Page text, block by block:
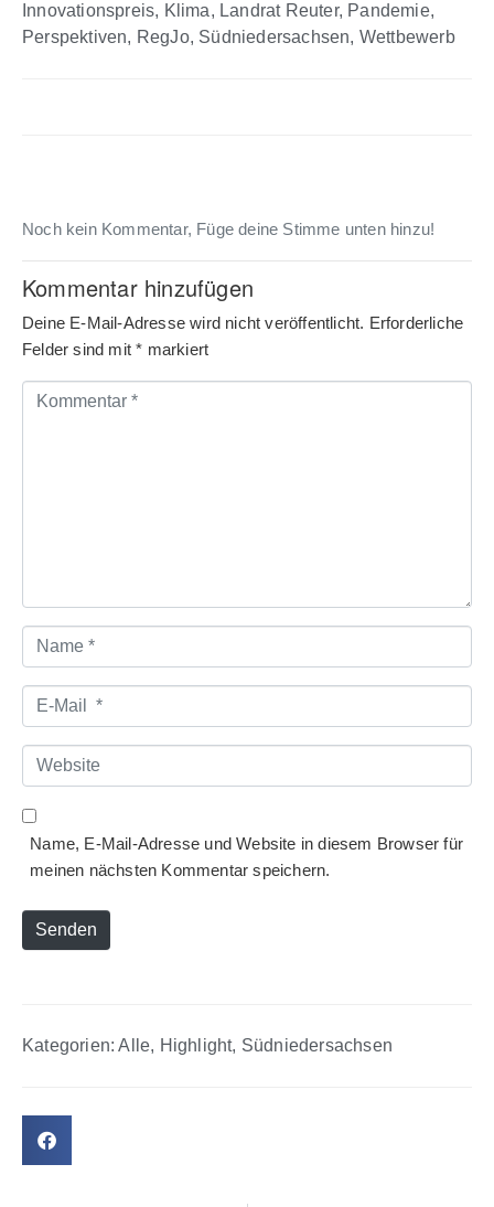
Innovationspreis, Klima, Landrat Reuter, Pandemie,
Perspektiven, RegJo, Südniedersachsen, Wettbewerb
Noch kein Kommentar, Füge deine Stimme unten hinzu!
Kommentar hinzufügen
Deine E-Mail-Adresse wird nicht veröffentlicht. Erforderliche
Felder sind mit* markiert
Kommentar
Name
*
E-
Mail
*Website
Name, E-Mail-Adresse und Website in diesem Browser für
meinen nächsten Kommentar speichern.
Senden
Kategorien: Alle, Highlight, Südniedersachsen